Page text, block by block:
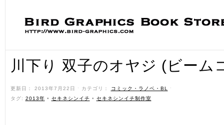
川下り 双子のオヤジ (ビーム
更新日： 2013年7月22日 ˑ カテゴリ： コミック・ラノベ・BL
ˑ
タグ: 2013年 • セキネシンイチ • セキネシンイチ制作室